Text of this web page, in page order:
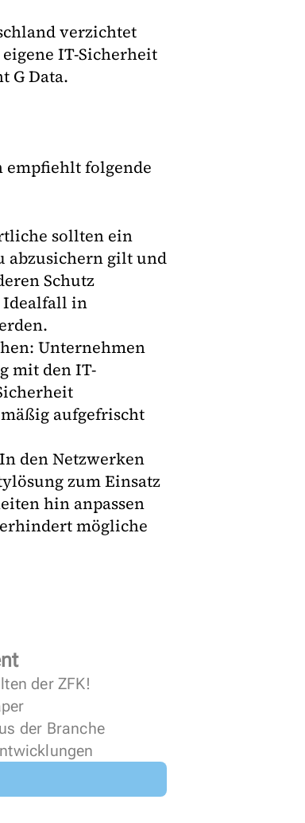
verzichtet
IT-Sicherheit
G Data.
empfiehlt folgende
sollten ein
abzusichern gilt und
Schutz
Idealfall in
Unternehmen
mit den IT-
aufgefrischt
den Netzwerken
zum Einsatz
hin anpassen
mögliche
der ZFK!
der Branche